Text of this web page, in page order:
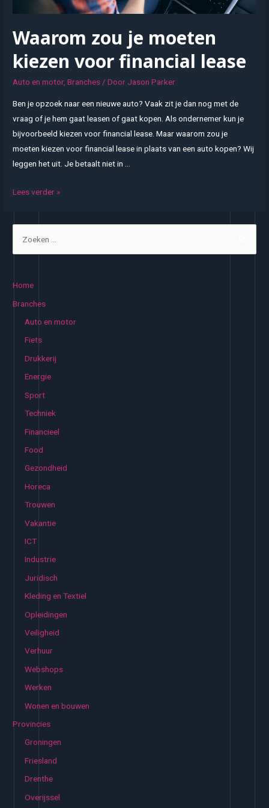
Waarom zou je moeten
kiezen voor financial lease
Auto en motor,Branches/ Door Jason Parker
Ben je opzoek naar een nieuwe auto? Vaak zit je dan nog met de
vraag of je hem gaat leasen of gaat kopen. Als ondernemer kun je
bijvoorbeeld kiezen voor financial lease. Maar waarom zou je
moeten kiezen voor financial lease in plaats van een auto kopen? Wij
leggen het uit. Je betaalt niet in …
Waarom
moeten
financial
Lees verder »
Home
Branches
Auto en motor
Fiets
Drukkerij
Energie
Sport
Techniek
Financieel
Food
Gezondheid
Horeca
Trouwen
Vakantie
ICT
Industrie
Juridisch
Kleding en Textiel
Opleidingen
Veiligheid
Verhuur
Webshops
Werken
Wonen en bouwen
Provincies
Groningen
Friesland
Drenthe
Overijssel